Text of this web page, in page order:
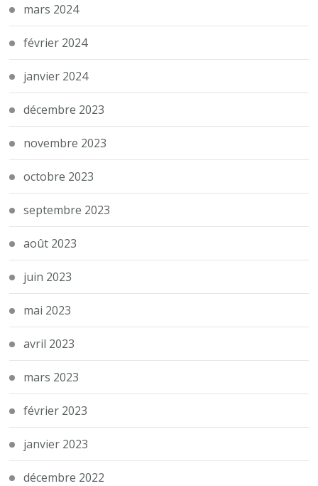
mars 2024
février 2024
janvier 2024
décembre 2023
novembre 2023
octobre 2023
septembre 2023
août 2023
juin 2023
mai 2023
avril 2023
mars 2023
février 2023
janvier 2023
décembre 2022